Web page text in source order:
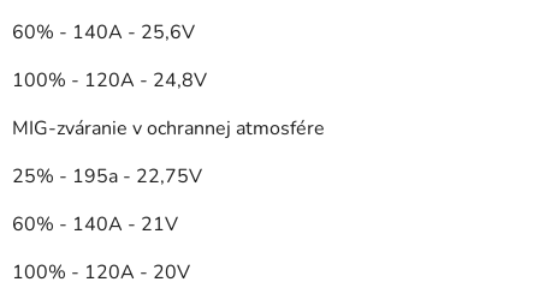
60% - 140A - 25,6V
100% - 120A - 24,8V
MIG-zváranie v ochrannej atmosfére
25% - 195a - 22,75V
60% - 140A - 21V
100% - 120A - 20V